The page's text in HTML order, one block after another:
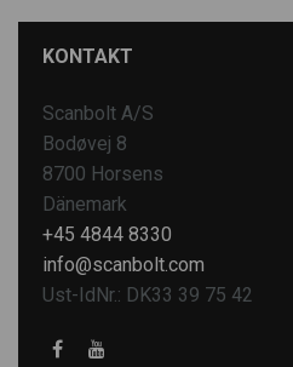
KONTAKT
Scanbolt A/S
Bodøvej 8
8700 Horsens
Dänemark
+45 4844 8330
info@scanbolt.com
Ust-IdNr.: DK33 39 75 42